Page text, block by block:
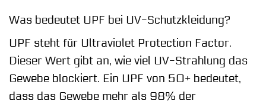
Was bedeutet UPF bei UV-Schutzkleidung?
UPF steht für Ultraviolet Protection Factor.
Dieser Wert gibt an, wie viel UV-Strahlung das
Gewebe blockiert. Ein UPF von 50+ bedeutet,
dass das Gewebe mehr als 98% der